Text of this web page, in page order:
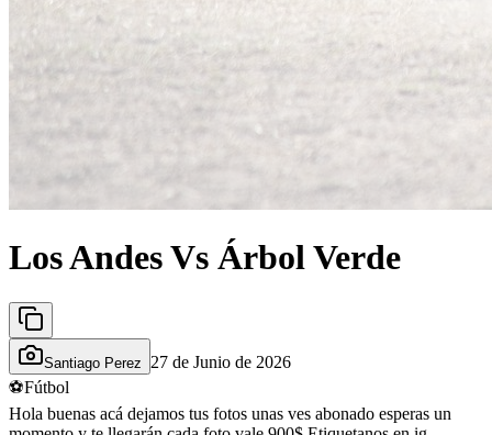
Los Andes Vs Árbol Verde
Santiago Perez
27 de Junio de 2026
⚽Fútbol
Hola buenas acá dejamos tus fotos unas ves abonado esperas un